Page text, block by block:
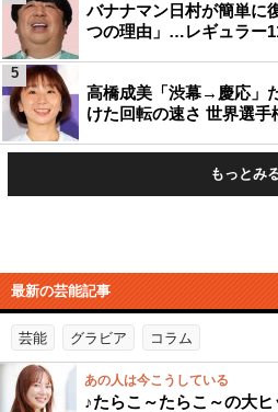
バナナマン日村が簡単に
つの理由」…レギュラー
高橋成美「渋幕→慶応」
けた回転の速さ 世界選
5
もっとみ
最新の芸能記事
芸能 グラビア コラム
あの人は今こうしている
♪たらこ～たらこ～の大